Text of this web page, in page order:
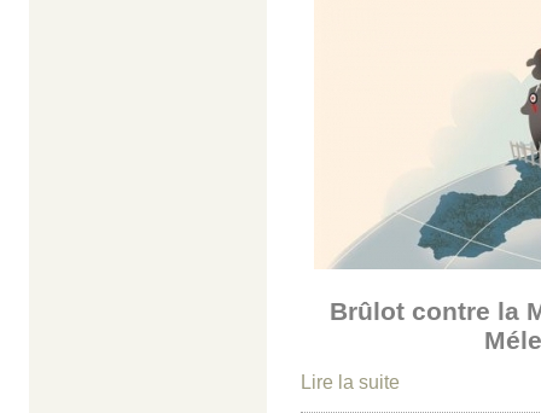
Brûlot contre la
Lire la suite